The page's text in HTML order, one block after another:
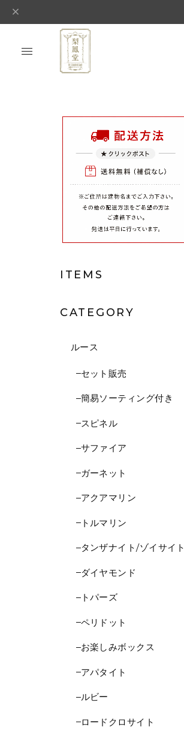
ITEMS
CATEGORY
ルース
セット販売
簡易ソーティング付き
スピネル
サファイア
ガーネット
アクアマリン
トルマリン
タンザナイト/ゾイサイト
ダイヤモンド
トパーズ
ペリドット
お楽しみボックス
アパタイト
ルビー
ロードクロサイト